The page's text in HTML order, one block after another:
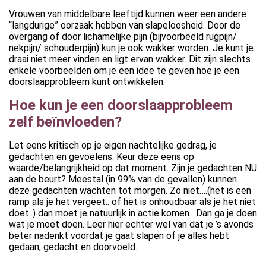
Vrouwen van middelbare leeftijd kunnen weer een andere
“langdurige” oorzaak hebben van slapeloosheid. Door de
overgang of door lichamelijke pijn (bijvoorbeeld rugpijn/
nekpijn/ schouderpijn) kun je ook wakker worden. Je kunt je
draai niet meer vinden en ligt ervan wakker. Dit zijn slechts
enkele voorbeelden om je een idee te geven hoe je een
doorslaapprobleem kunt ontwikkelen.
Hoe kun je een doorslaapprobleem
zelf beïnvloeden?
Let eens kritisch op je eigen nachtelijke gedrag, je
gedachten en gevoelens. Keur deze eens op
waarde/belangrijkheid op dat moment. Zijn je gedachten NU
aan de beurt? Meestal (in 99% van de gevallen) kunnen
deze gedachten wachten tot morgen. Zo niet….(het is een
ramp als je het vergeet.. of het is onhoudbaar als je het niet
doet..) dan moet je natuurlijk in actie komen. Dan ga je doen
wat je moet doen. Leer hier echter wel van dat je ’s avonds
beter nadenkt voordat je gaat slapen of je alles hebt
gedaan, gedacht en doorvoeld.